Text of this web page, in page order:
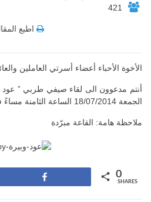
421
اطبع
الأخوة الأحباء أعضاء أسرتي العاملين
أنتم مدعوون الى لقاء صيفي طربي ” عود
الجمعة 18/07/2014 الساعة الثامنة مساءً في بيت الحركة.
ملاحظة هامة: القاعة مبرّدة
0
SHARES